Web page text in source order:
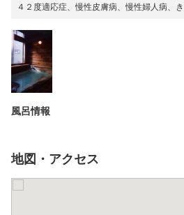
４２度適応症、慢性皮膚病、慢性婦人病、
風呂情報
地図・アクセス